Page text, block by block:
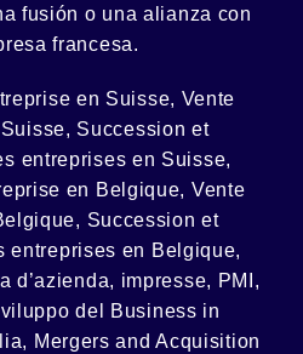
fusión o unaalianza con
francesa.
en Suisse, Vente
Succession et
entreprises en Suisse,
en Belgique, Vente
Succession et
entreprises en Belgique,
d’azienda, impresse, PMI,
del Business in
, Mergers and Acquisition